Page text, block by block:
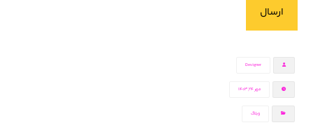
Designer
مهر ۲۴, ۱۴۰۳
وبلاگ